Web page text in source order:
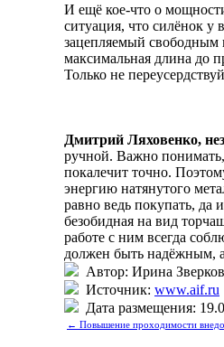
И ещё кое-что о
ситуация, что силёнок у
зацепляемый свободным
максимальная длина до
Только не
Дмитрий Ляховенко,
ручной. Важно понимать,
покалечит точно.
энергию натянутого
равно ведь покупать, да
безобидная на вид
работе с ним всегда
должен быть надёжным,
Автор: Ирина
Источник: www.aif.ru
Дата размещения:
← Повышение проходимости